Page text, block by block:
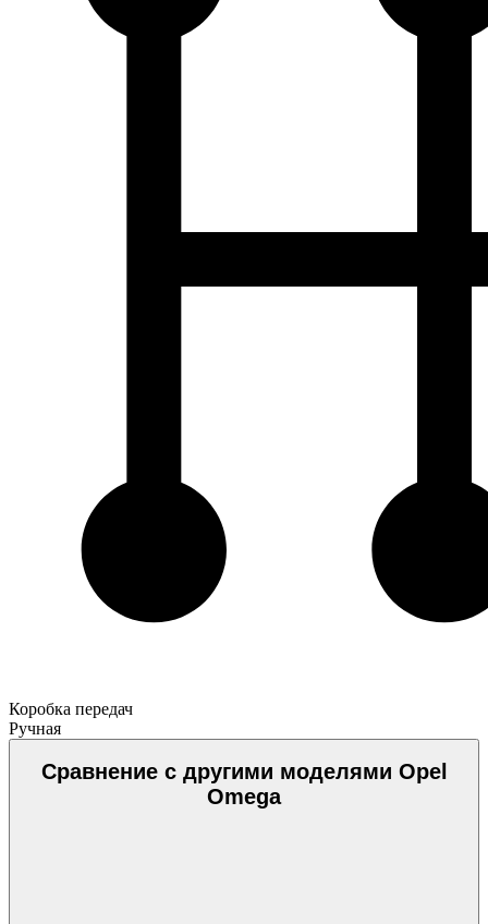
Коробка передач
Ручная
Сравнение с другими моделями Opel
Omega